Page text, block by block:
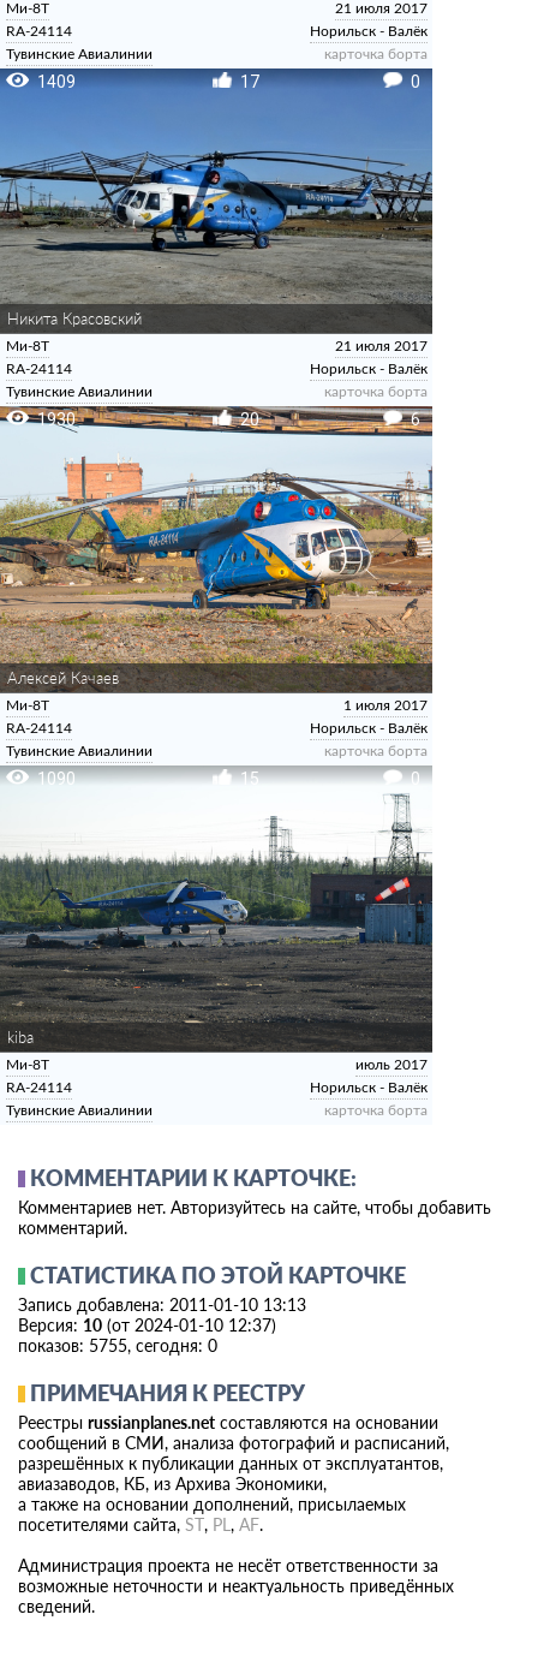
Ми-8Т
RA-24114
Тувинские Авиалинии
21 июля 2017
Норильск - Валёк
карточка борта
1409 17 0
Никита Красовский
Ми-8Т
RA-24114
Тувинские Авиалинии
21 июля 2017
Норильск - Валёк
карточка борта
1930 20 6
Алексей Качаев
Ми-8Т
RA-24114
Тувинские Авиалинии
1 июля 2017
Норильск - Валёк
карточка борта
1090 15 0
kiba
Ми-8Т
RA-24114
Тувинские Авиалинии
июль 2017
Норильск - Валёк
карточка борта
КОММЕНТАРИИ К КАРТОЧКЕ:
Комментариев нет. Авторизуйтесь на сайте, чтобы добавить
комментарий.
СТАТИСТИКА ПО ЭТОЙ КАРТОЧКЕ
Запись добавлена: 2011-01-10 13:13
Версия: 10 (от 2024-01-10 12:37)
показов: 5755, сегодня: 0
ПРИМЕЧАНИЯ К РЕЕСТРУ
Реестры russianplanes.net составляются на основании
сообщений в СМИ, анализа фотографий и расписаний,
разрешённых к публикации данных от эксплуатантов,
авиазаводов, КБ, из Архива Экономики,
а также на основании дополнений, присылаемых
посетителями сайта, ST, PL, AF.
Администрация проекта не несёт ответственности за
возможные неточности и неактуальность приведённых
сведений.